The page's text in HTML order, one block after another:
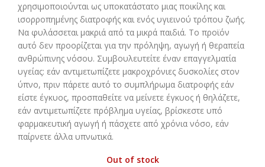
χρησιμοποιούνται ως υποκατάστατο μιας ποικίλης και
ισορροπημένης διατροφής και ενός υγιεινού τρόπου ζωής.
Να φυλάσσεται μακριά από τα μικρά παιδιά. Το προϊόν
αυτό δεν προορίζεται για την πρόληψη, αγωγή ή θεραπεία
ανθρώπινης νόσου. Συμβουλευτείτε έναν επαγγελματία
υγείας: εάν αντιμετωπίζετε μακροχρόνιες δυσκολίες στον
ύπνο, πριν πάρετε αυτό το συμπλήρωμα διατροφής εάν
είστε έγκυος, προσπαθείτε να μείνετε έγκυος ή θηλάζετε,
εάν αντιμετωπίζετε πρόβλημα υγείας, βρίσκεστε υπό
φαρμακευτική αγωγή ή πάσχετε από χρόνια νόσο, εάν
παίρνετε άλλα υπνωτικά.
Out of stock